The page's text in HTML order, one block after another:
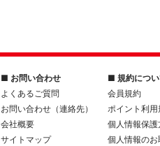
■ お問い合わせ
よくあるご質問
お問い合わせ（連絡先）
会社概要
サイトマップ
■ 規約につ
会員規約
ポイント利用
個人情報保護
個人情報の